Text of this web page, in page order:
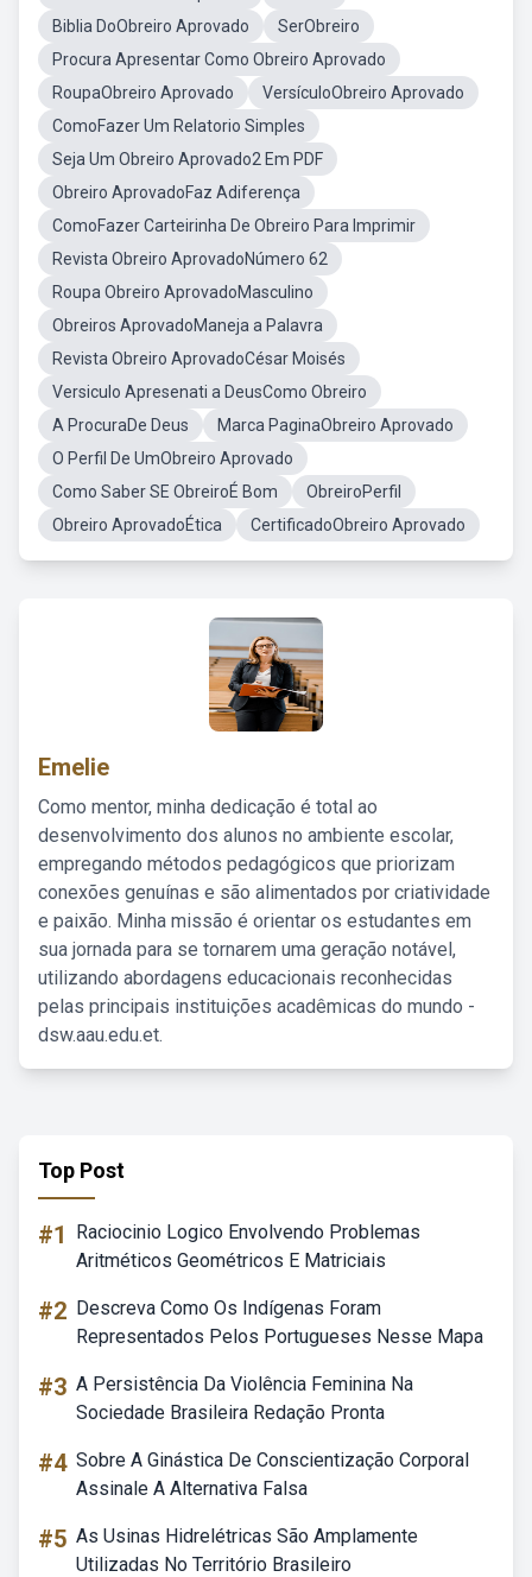
Biblia DoObreiro Aprovado
SerObreiro
Procura Apresentar Como Obreiro Aprovado
RoupaObreiro Aprovado
VersículoObreiro Aprovado
ComoFazer Um Relatorio Simples
Seja Um Obreiro Aprovado2 Em PDF
Obreiro AprovadoFaz Adiferença
ComoFazer Carteirinha De Obreiro Para Imprimir
Revista Obreiro AprovadoNúmero 62
Roupa Obreiro AprovadoMasculino
Obreiros AprovadoManeja a Palavra
Revista Obreiro AprovadoCésar Moisés
Versiculo Apresenati a DeusComo Obreiro
A ProcuraDe Deus
Marca PaginaObreiro Aprovado
O Perfil De UmObreiro Aprovado
Como Saber SE ObreiroÉ Bom
ObreiroPerfil
Obreiro AprovadoÉtica
CertificadoObreiro Aprovado
Emelie
Como mentor, minha dedicação é total ao
desenvolvimento dos alunos no ambiente escolar,
empregando métodos pedagógicos que priorizam
conexões genuínas e são alimentados por criatividade
e paixão. Minha missão é orientar os estudantes em
sua jornada para se tornarem uma geração notável,
utilizando abordagens educacionais reconhecidas
pelas principais instituições acadêmicas do mundo -
dsw.aau.edu.et.
Top Post
#1
Raciocinio Logico Envolvendo Problemas
Aritméticos Geométricos E Matriciais
#2 Descreva Como Os Indígenas Foram
Representados Pelos Portugueses Nesse Mapa
#3 A Persistência Da Violência Feminina Na
Sociedade Brasileira Redação Pronta
#4 Sobre A Ginástica De Conscientização Corporal
Assinale A Alternativa Falsa
#5 As Usinas Hidrelétricas São Amplamente
Utilizadas No Território Brasileiro